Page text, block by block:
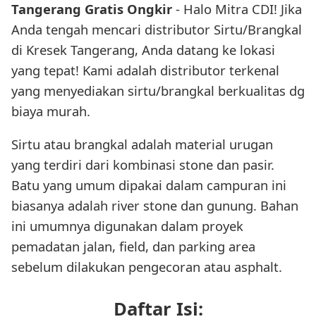
Tangerang Gratis Ongkir - Halo Mitra CDI! Jika
Anda tengah mencari distributor Sirtu/Brangkal
di Kresek Tangerang, Anda datang ke lokasi
yang tepat! Kami adalah distributor terkenal
yang menyediakan sirtu/brangkal berkualitas dg
biaya murah.
Sirtu atau brangkal adalah material urugan
yang terdiri dari kombinasi stone dan pasir.
Batu yang umum dipakai dalam campuran ini
biasanya adalah river stone dan gunung. Bahan
ini umumnya digunakan dalam proyek
pemadatan jalan, field, dan parking area
sebelum dilakukan pengecoran atau asphalt.
Daftar Isi: